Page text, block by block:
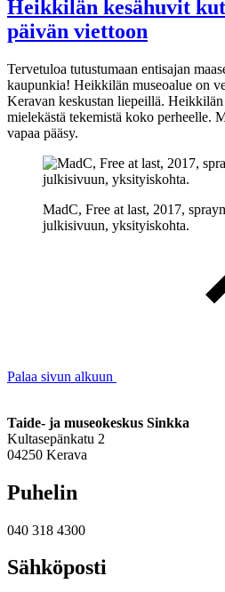
Heikkilän kesähuvit
päivän viettoon
Tervetuloa tutustumaan entisajan
kaupunkia! Heikkilän museoalue on
Keravan keskustan liepeillä.
mielekästä tekemistä koko perheelle.
vapaa pääsy.
MadC, Free at last, 2017,
julkisivuun, yksityiskohta.
Palaa sivun alkuun
Taide- ja museokeskus Sinkka
Kultasepänkatu 2
04250 Kerava
Puhelin
040 318 4300
Sähköposti